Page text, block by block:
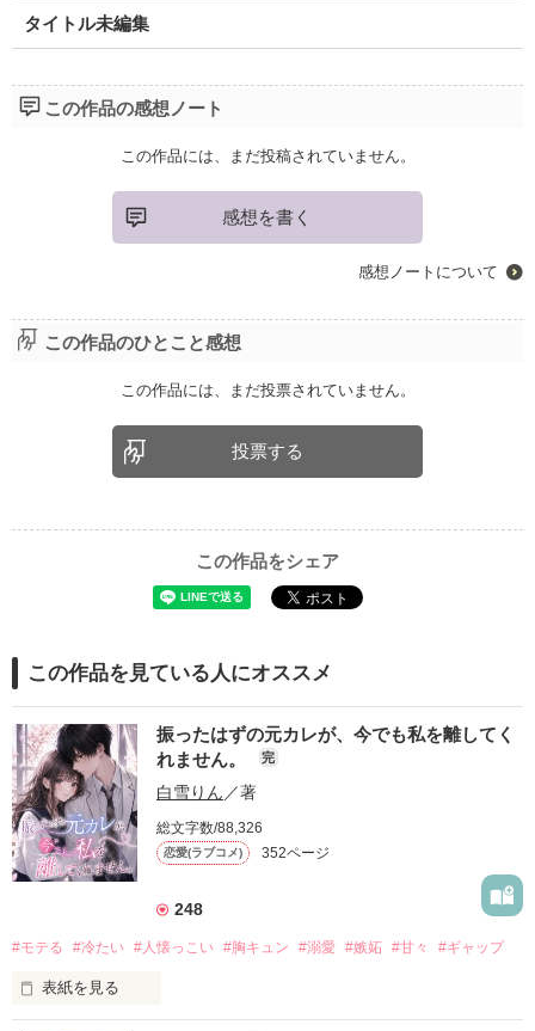
タイトル未編集
この作品の感想ノート
この作品には、まだ投稿されていません。
感想を書く
感想ノートについて
この作品のひとこと感想
この作品には、まだ投票されていません。
投票する
この作品をシェア
この作品を見ている人にオススメ
振ったはずの元カレが、今でも私を離してく
れません。
完
白雪りん ／著
総文字数/88,326
恋愛(ラブコメ) 352ページ
248
#モテる #冷たい #人懐っこい #胸キュン #溺愛 #嫉妬 #甘々 #ギャップ
表紙を見る